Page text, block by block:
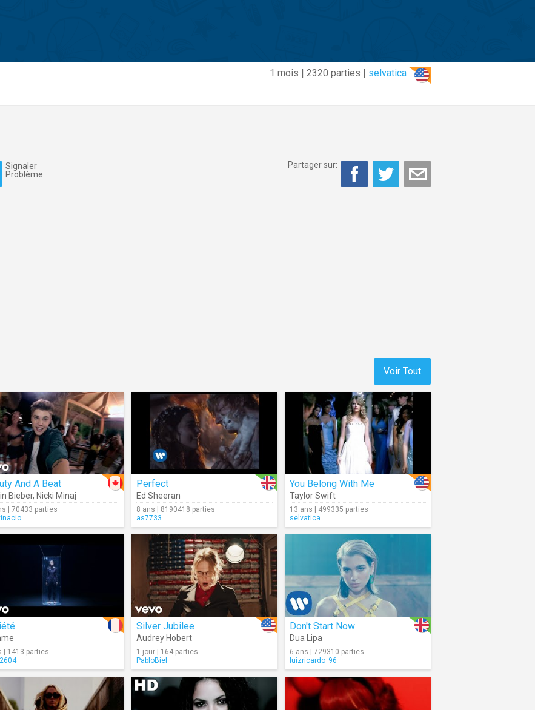
1 mois | 2320 parties | selvatica
Signaler
Problème
Partager sur:
Voir Tout
And A Beat
Bieber, Nicki Minaj
| 70433 parties
Perfect
Ed Sheeran
8 ans | 8190418 parties
as7733
You Belong With Me
Taylor Swift
13 ans | 499335 parties
selvatica
| 1413 parties
Silver Jubilee
Audrey Hobert
1 jour | 164 parties
PabloBiel
Don't Start Now
Dua Lipa
6 ans | 729310 parties
luizricardo_96